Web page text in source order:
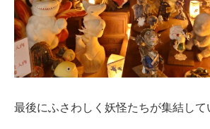
最後にふさわしく妖怪たちが集結して